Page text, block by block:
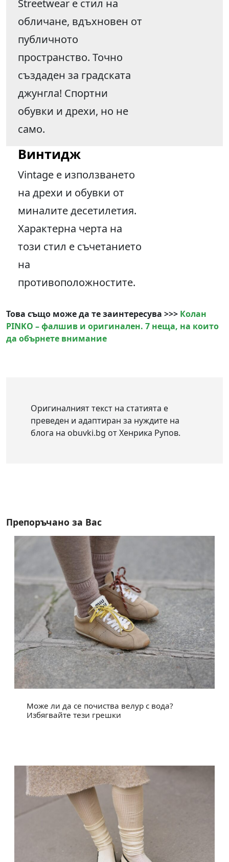
Streetwear е стил на
обличане, вдъхновен от
публичното
пространство. Точно
създаден за градската
джунгла! Спортни
обувки и дрехи, но не
само.
Винтидж
Vintage е използването
на дрехи и обувки от
миналите десетилетия.
Характерна черта на
този стил е съчетанието
на
противоположностите.
Това също може да те заинтересува >>> Колан
PINKO – фалшив и оригинален. 7 неща, на които
да обърнете внимание
Оригиналният текст на статията е
преведен и адаптиран за нуждите на
блога на obuvki.bg от Хенрика Рупов.
Препоръчано за Вас
Може ли да се почиства велур с вода?
Избягвайте тези грешки